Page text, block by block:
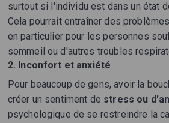
surtout si l'individu est dans un état
Cela pourrait entraîner des
en particulier pour les personnes
sommeil ou d'autres troubles
2. Inconfort et anxiété
Pour beaucoup de gens, avoir la
créer un sentiment de stress ou
psychologique de se restreindre la